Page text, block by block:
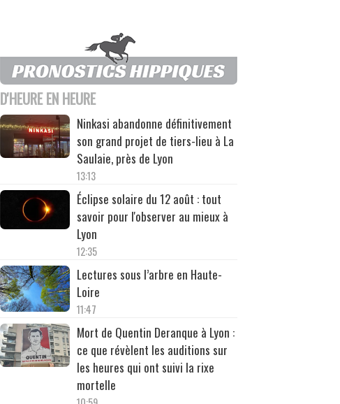
D'HEURE EN HEURE
Ninkasi abandonne définitivement
son grand projet de tiers-lieu à La
Saulaie, près de Lyon
13:13
Éclipse solaire du 12 août : tout
savoir pour l'observer au mieux à
Lyon
12:35
Lectures sous l’arbre en Haute-
Loire
11:47
Mort de Quentin Deranque à Lyon :
ce que révèlent les auditions sur
les heures qui ont suivi la rixe
mortelle